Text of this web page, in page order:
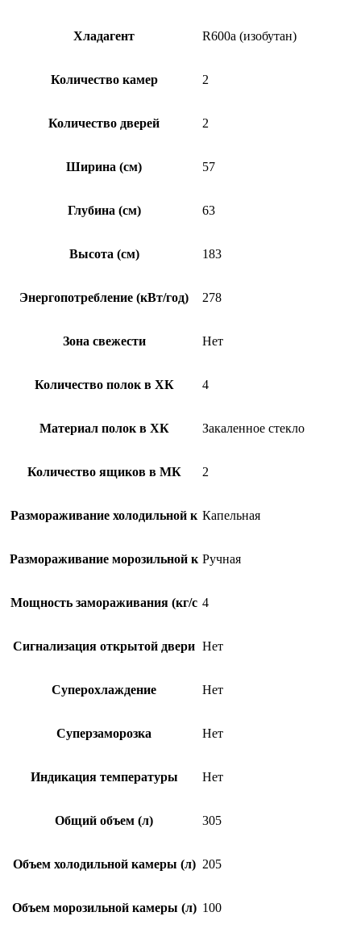
Хладагент R600a (изобутан)
Количество камер 2
Количество дверей 2
Ширина (см) 57
Глубина (см) 63
Высота (см) 183
Энергопотребление (кВт/год) 278
Зона свежести Нет
Количество полок в ХК 4
Материал полок в ХК Закаленное стекло
Количество ящиков в МК 2
Размораживание холодильной к Капельная
Размораживание морозильной к Ручная
Мощность замораживания (кг/c 4
Сигнализация открытой двери Нет
Суперохлаждение Нет
Суперзаморозка Нет
Индикация температуры Нет
Общий объем (л) 305
Объем холодильной камеры (л) 205
Объем морозильной камеры (л) 100